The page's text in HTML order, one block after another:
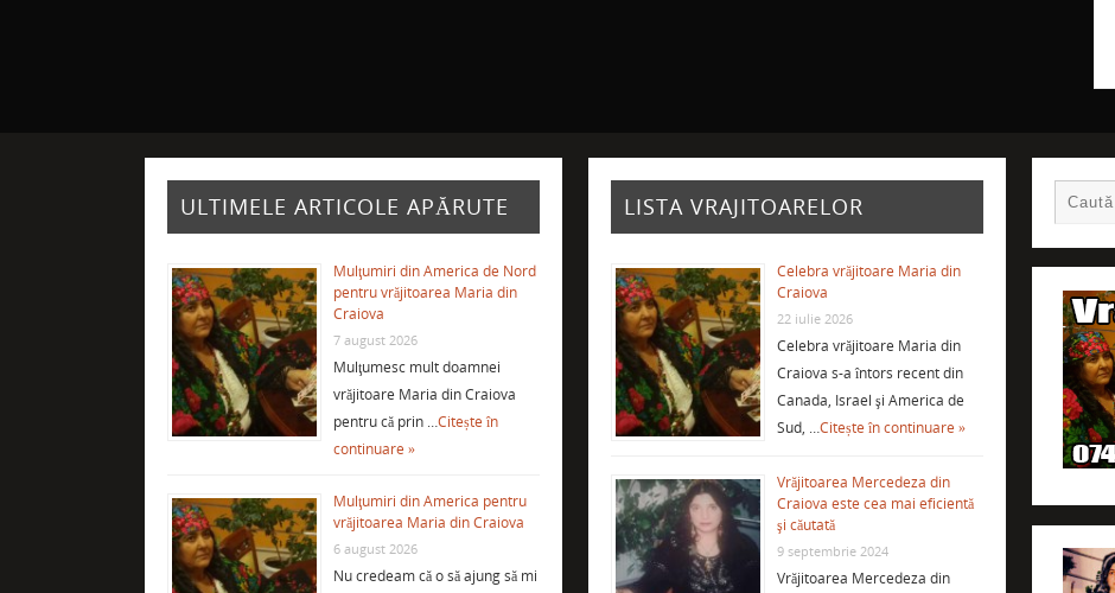
ULTIMELE ARTICOLE APĂRUTE
Mulţumiri din America de Nord
pentru vrăjitoarea Maria din
Craiova
7 august 2026
Mulţumesc mult doamnei
vrăjitoare Maria din Craiova
pentru că prin …Citește în
continuare »
Mulţumiri din America pentru
vrăjitoarea Maria din Craiova
6 august 2026
Nu credeam că o să ajung să mi
LISTA VRAJITOARELOR
Celebra vrăjitoare Maria din
Craiova
22 iulie 2026
Celebra vrăjitoare Maria din
Craiova s-a întors recent din
Canada, Israel şi America de
Sud, …Citește în continuare »
Vrăjitoarea Mercedeza din
Craiova este cea mai eficientă
şi căutată
9 septembrie 2024
Vrăjitoarea Mercedeza din